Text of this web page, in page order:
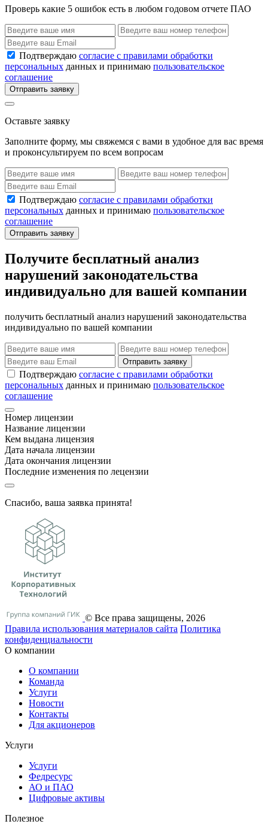
Проверь какие 5 ошибок есть в любом годовом отчете ПАО
Подтверждаю согласие с правилами обработки
персональных данных и принимаю пользовательское
соглашение
Отправить заявку
Оставьте заявку
Заполните форму, мы свяжемся с вами в удобное для вас время
и проконсультируем по всем вопросам
Подтверждаю согласие с правилами обработки
персональных данных и принимаю пользовательское
соглашение
Отправить заявку
Получите бесплатный анализ
нарушений законодательства
индивидуально для вашей компании
получить бесплатный анализ нарушений законодательства
индивидуально по вашей компании
Отправить заявку
Подтверждаю согласие с правилами обработки
персональных данных и принимаю пользовательское
соглашение
Номер лицензии
Название лицензии
Кем выдана лицензия
Дата начала лицензии
Дата окончания лицензии
Последние изменения по лецензии
Спасибо, ваша заявка принята!
© Все права защищены, 2026
Правила использования материалов сайта Политика
конфиденциальности
О компании
О компании
Команда
Услуги
Новости
Контакты
Для акционеров
Услуги
Услуги
Федресурс
АО и ПАО
Цифровые активы
Полезное